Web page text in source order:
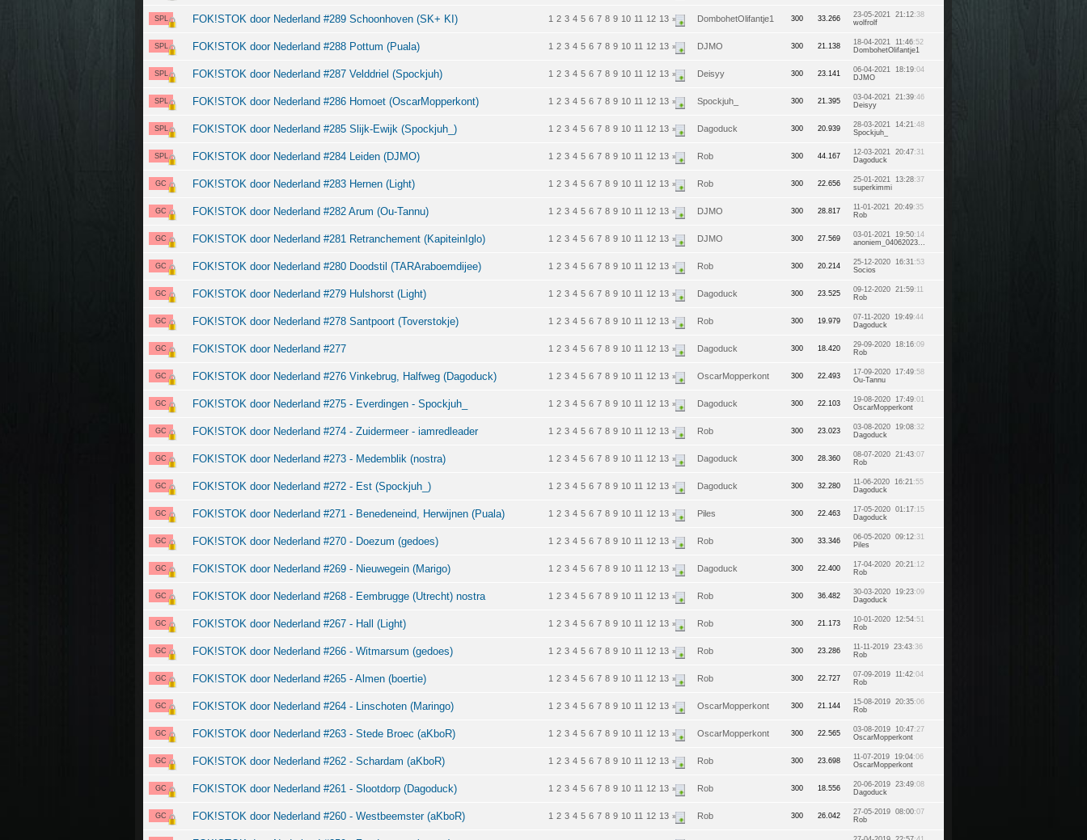
SPL FOK!STOK door Nederland #289 Schoonhoven (SK+ KI) 1 2 3 4 5 6 7 8 9 10 11 12 13 » DombohetOlifantje1 300 33.266 23-05-2021 21:12:38
wolfrolf
SPL FOK!STOK door Nederland #288 Pottum (Puala) 1 2 3 4 5 6 7 8 9 10 11 12 13 » DJMO 300 21.138 18-04-2021 11:46:52
DombohetOlifantje1
SPL FOK!STOK door Nederland #287 Velddriel (Spockjuh) 1 2 3 4 5 6 7 8 9 10 11 12 13 » Deisyy 300 23.141 06-04-2021 18:19:04
DJMO
SPL FOK!STOK door Nederland #286 Homoet (OscarMopperkont) 1 2 3 4 5 6 7 8 9 10 11 12 13 » Spockjuh_ 300 21.395 03-04-2021 21:39:46
Deisyy
SPL FOK!STOK door Nederland #285 Slijk-Ewijk (Spockjuh_) 1 2 3 4 5 6 7 8 9 10 11 12 13 » Dagoduck 300 20.939 28-03-2021 14:21:48
Spockjuh_
SPL FOK!STOK door Nederland #284 Leiden (DJMO) 1 2 3 4 5 6 7 8 9 10 11 12 13 » Rob 300 44.167 12-03-2021 20:47:31
Dagoduck
GC FOK!STOK door Nederland #283 Hernen (Light) 1 2 3 4 5 6 7 8 9 10 11 12 13 » Rob 300 22.656 25-01-2021 13:28:37
superkimmi
GC FOK!STOK door Nederland #282 Arum (Ou-Tannu) 1 2 3 4 5 6 7 8 9 10 11 12 13 » DJMO 300 28.817 11-01-2021 20:49:35
Rob
GC FOK!STOK door Nederland #281 Retranchement (KapiteinIglo) 1 2 3 4 5 6 7 8 9 10 11 12 13 » DJMO 300 27.569 03-01-2021 19:50:14
anoniem_04062023...
GC FOK!STOK door Nederland #280 Doodstil (TARAraboemdijee) 1 2 3 4 5 6 7 8 9 10 11 12 13 » Rob 300 20.214 25-12-2020 16:31:53
Socios
GC FOK!STOK door Nederland #279 Hulshorst (Light) 1 2 3 4 5 6 7 8 9 10 11 12 13 » Dagoduck 300 23.525 09-12-2020 21:59:11
Rob
GC FOK!STOK door Nederland #278 Santpoort (Toverstokje) 1 2 3 4 5 6 7 8 9 10 11 12 13 » Rob 300 19.979 07-11-2020 19:49:44
Dagoduck
GC FOK!STOK door Nederland #277 1 2 3 4 5 6 7 8 9 10 11 12 13 » Dagoduck 300 18.420 29-09-2020 18:16:09
Rob
GC FOK!STOK door Nederland #276 Vinkebrug, Halfweg (Dagoduck) 1 2 3 4 5 6 7 8 9 10 11 12 13 » OscarMopperkont 300 22.493 17-09-2020 17:49:58
Ou-Tannu
GC FOK!STOK door Nederland #275 - Everdingen - Spockjuh_ 1 2 3 4 5 6 7 8 9 10 11 12 13 » Dagoduck 300 22.103 19-08-2020 17:49:01
OscarMopperkont
GC FOK!STOK door Nederland #274 - Zuidermeer - iamredleader 1 2 3 4 5 6 7 8 9 10 11 12 13 » Rob 300 23.023 03-08-2020 19:08:32
Dagoduck
GC FOK!STOK door Nederland #273 - Medemblik (nostra) 1 2 3 4 5 6 7 8 9 10 11 12 13 » Dagoduck 300 28.360 08-07-2020 21:43:07
Rob
GC FOK!STOK door Nederland #272 - Est (Spockjuh_) 1 2 3 4 5 6 7 8 9 10 11 12 13 » Dagoduck 300 32.280 11-06-2020 16:21:55
Dagoduck
GC FOK!STOK door Nederland #271 - Benedeneind, Herwijnen (Puala) 1 2 3 4 5 6 7 8 9 10 11 12 13 » Piles 300 22.463 17-05-2020 01:17:15
Dagoduck
GC FOK!STOK door Nederland #270 - Doezum (gedoes) 1 2 3 4 5 6 7 8 9 10 11 12 13 » Rob 300 33.346 06-05-2020 09:12:31
Piles
GC FOK!STOK door Nederland #269 - Nieuwegein (Marigo) 1 2 3 4 5 6 7 8 9 10 11 12 13 » Dagoduck 300 22.400 17-04-2020 20:21:12
Rob
GC FOK!STOK door Nederland #268 - Eembrugge (Utrecht) nostra 1 2 3 4 5 6 7 8 9 10 11 12 13 » Rob 300 36.482 30-03-2020 19:23:09
Dagoduck
GC FOK!STOK door Nederland #267 - Hall (Light) 1 2 3 4 5 6 7 8 9 10 11 12 13 » Rob 300 21.173 10-01-2020 12:54:51
Rob
GC FOK!STOK door Nederland #266 - Witmarsum (gedoes) 1 2 3 4 5 6 7 8 9 10 11 12 13 » Rob 300 23.286 11-11-2019 23:43:36
Rob
GC FOK!STOK door Nederland #265 - Almen (boertie) 1 2 3 4 5 6 7 8 9 10 11 12 13 » Rob 300 22.727 07-09-2019 11:42:04
Rob
GC FOK!STOK door Nederland #264 - Linschoten (Maringo) 1 2 3 4 5 6 7 8 9 10 11 12 13 » OscarMopperkont 300 21.144 15-08-2019 20:35:06
Rob
GC FOK!STOK door Nederland #263 - Stede Broec (aKboR) 1 2 3 4 5 6 7 8 9 10 11 12 13 » OscarMopperkont 300 22.565 03-08-2019 10:47:27
OscarMopperkont
GC FOK!STOK door Nederland #262 - Schardam (aKboR) 1 2 3 4 5 6 7 8 9 10 11 12 13 » Rob 300 23.698 11-07-2019 19:04:06
OscarMopperkont
GC FOK!STOK door Nederland #261 - Slootdorp (Dagoduck) 1 2 3 4 5 6 7 8 9 10 11 12 13 » Rob 300 18.556 20-06-2019 23:49:08
Dagoduck
GC FOK!STOK door Nederland #260 - Westbeemster (aKboR) 1 2 3 4 5 6 7 8 9 10 11 12 13 » Rob 300 26.042 27-05-2019 08:00:07
Rob